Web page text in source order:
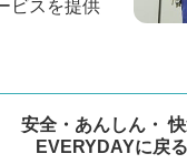
ビスを提供
安全・あんしん・
EVERYDAYに戻